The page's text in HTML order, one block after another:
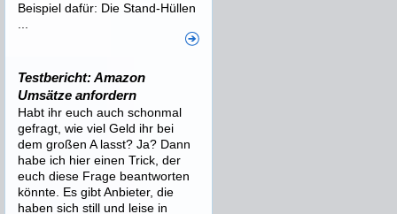
Beispiel dafür: Die Stand-Hüllen
Testbericht: Amazon
Umsätze anfordern
Habt ihr euch auch schonmal
gefragt, wie viel Geld ihr bei
dem großen A lasst? Ja? Dann
habe ich hier einen Trick, der
euch diese Frage beantworten
könnte. Es gibt Anbieter, die
haben sich still und leise in